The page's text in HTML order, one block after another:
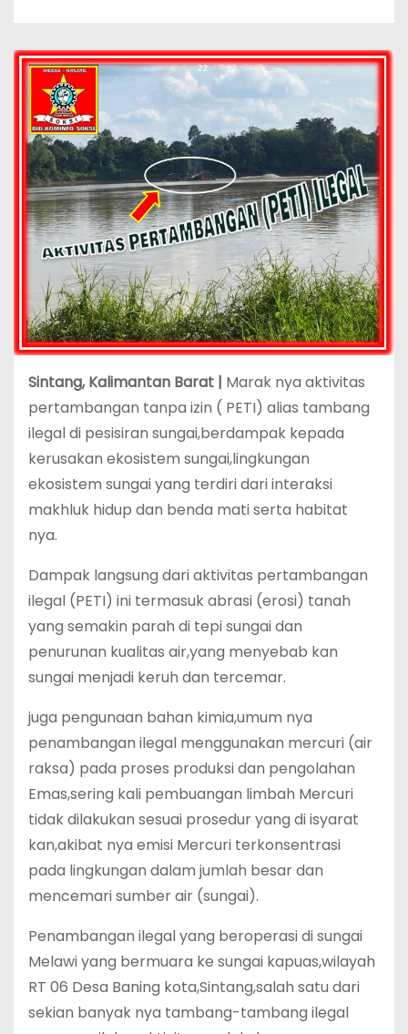
Sintang, Kalimantan Barat | Marak nya aktivitas
pertambangan tanpa izin ( PETI) alias tambang
ilegal di pesisiran sungai,berdampak kepada
kerusakan ekosistem sungai,lingkungan
ekosistem sungai yang terdiri dari interaksi
makhluk hidup dan benda mati serta habitat
nya.
Dampak langsung dari aktivitas pertambangan
ilegal (PETI) ini termasuk abrasi (erosi) tanah
yang semakin parah di tepi sungai dan
penurunan kualitas air,yang menyebab kan
sungai menjadi keruh dan tercemar.
juga pengunaan bahan kimia,umum nya
penambangan ilegal menggunakan mercuri (air
raksa) pada proses produksi dan pengolahan
Emas,sering kali pembuangan limbah Mercuri
tidak dilakukan sesuai prosedur yang di isyarat
kan,akibat nya emisi Mercuri terkonsentrasi
pada lingkungan dalam jumlah besar dan
mencemari sumber air (sungai).
Penambangan ilegal yang beroperasi di sungai
Melawi yang bermuara ke sungai kapuas,wilayah
RT 06 Desa Baning kota,Sintang,salah satu dari
sekian banyak nya tambang-tambang ilegal